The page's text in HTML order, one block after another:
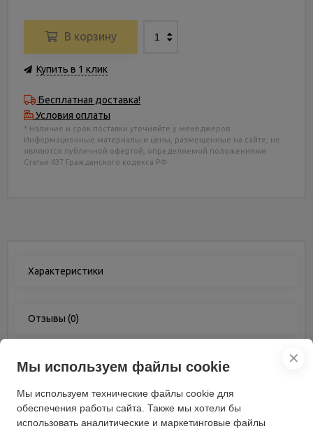
В корзину
Купить в 1 клик
Бесплатная доставка!
Условия оплаты
* Наличие и срок поставки уточняйте у менеджеров.
Информационные материалы и цены, размещенные на сайте, не
являются публичной офертой, определяемой положениями
Статьи 437 Гражданского кодекса РФ.
Характеристики
Отзывы (0)
Характеристики
Максимальный вес
пользователя (кг)
120
✕
Мы используем файлы cookie
Мы используем технические файлы cookie для
обеспечения работы сайта. Также мы хотели бы
использовать аналитические и маркетинговые файлы